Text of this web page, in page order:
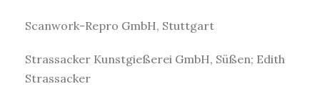
Scanwork-Repro GmbH, Stuttgart
Strassacker Kunstgießerei GmbH, Süßen; Edith
Strassacker